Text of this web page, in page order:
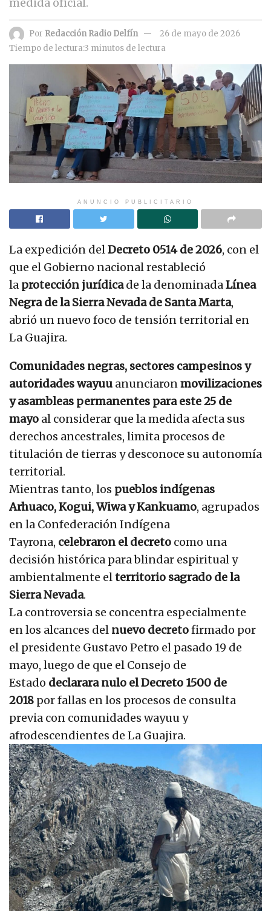
Por Redacción Radio Delfín
26 de mayo de 2026
Tiempo de lectura:3 minutos de lectura
ANUNCIO PUBLICITARIO
La expedición delDecreto 0514 de 2026, con el
que el Gobierno nacional restableció
la protección jurídicade la denominadaLínea
Negra de la Sierra Nevada de Santa Marta,
abrió un nuevo foco de tensión territorial en
La Guajira.
Comunidades negras, sectores campesinos y
autoridades wayuu anunciaronmovilizaciones
y asambleas permanentes para este 25 de
mayo al considerar que la medida afecta sus
derechos ancestrales, limita procesos de
titulación de tierras y desconoce su autonomía
territorial.
Mientras tanto, los pueblos indígenas
Arhuaco, Kogui, Wiwa y Kankuamo, agrupados
en la Confederación Indígena
Tayrona, celebraron el decreto como una
decisión histórica para blindar espiritual y
ambientalmente elterritorio sagrado de la
Sierra Nevada.
La controversia se concentra especialmente
en los alcances del nuevo decretofirmado por
el presidente Gustavo Petro el pasado 19 de
mayo, luego de que el Consejo de
Estado declarara nulo el Decreto 1500 de
2018 por fallas en los procesos de consulta
previa con comunidades wayuu y
afrodescendientes de La Guajira.